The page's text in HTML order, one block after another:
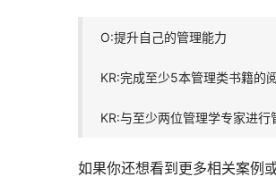
O:提升自己的管理能力
KR:完成至少5本管理类书籍的
KR:与至少两位管理学专家进行
如果你还想看到更多相关案例